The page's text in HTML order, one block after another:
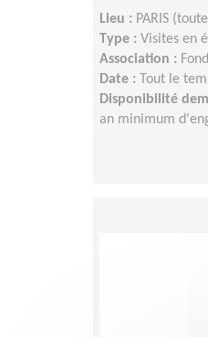
Lieu : PARIS
Type : Visites en
Association :
Date :
Tout le
Disponibilité
an minimum